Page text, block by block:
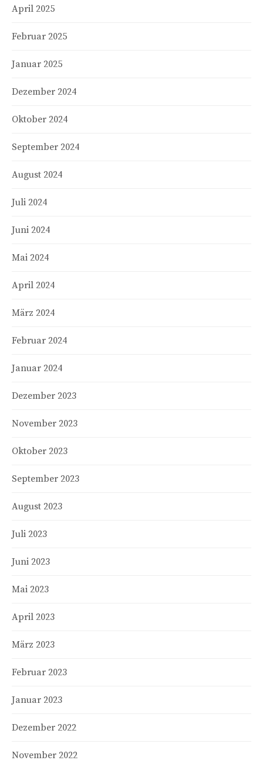
April 2025
Februar 2025
Januar 2025
Dezember 2024
Oktober 2024
September 2024
August 2024
Juli 2024
Juni 2024
Mai 2024
April 2024
März 2024
Februar 2024
Januar 2024
Dezember 2023
November 2023
Oktober 2023
September 2023
August 2023
Juli 2023
Juni 2023
Mai 2023
April 2023
März 2023
Februar 2023
Januar 2023
Dezember 2022
November 2022